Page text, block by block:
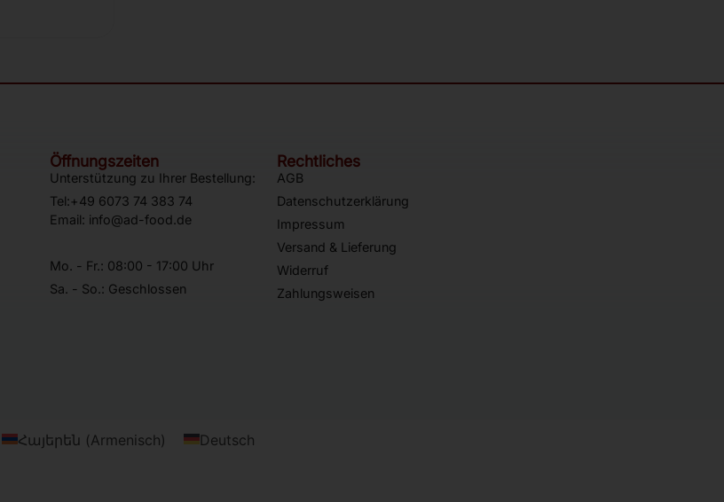
Öffnungszeiten
Unterstützung zu Ihrer Bestellung:
Tel:+49 6073 74 383 74
Email: info@ad-food.de
Mo. - Fr.: 08:00 - 17:00 Uhr
Sa. - So.: Geschlossen
Rechtliches
AGB
Datenschutzerklärung
Impressum
Versand & Lieferung
Widerruf
Zahlungsweisen
Հայերեն (Armenisch) Deutsch